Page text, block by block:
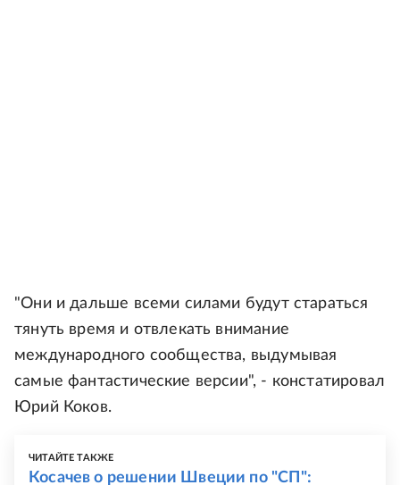
"Они и дальше всеми силами будут стараться
тянуть время и отвлекать внимание
международного сообщества, выдумывая
самые фантастические версии", - констатировал
Юрий Коков.
ЧИТАЙТЕ ТАКЖЕ
Косачев о решении Швеции по "СП":